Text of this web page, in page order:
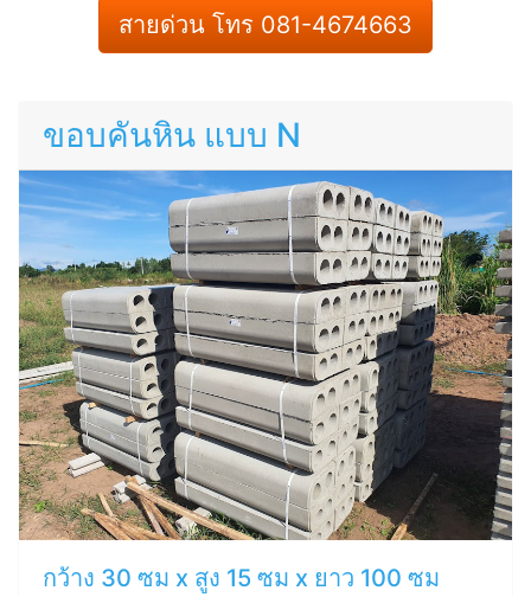
สายด่วน โทร 081-4674663
ขอบคันหิน แบบ N
กว้าง 30 ซม x สูง 15 ซม x ยาว 100 ซม